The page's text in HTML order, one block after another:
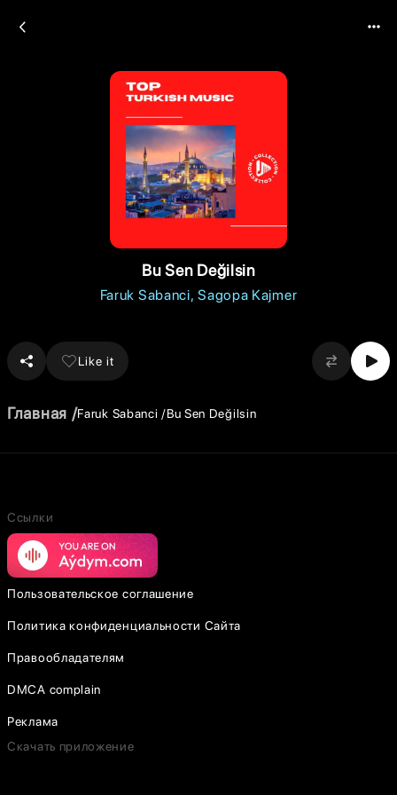
Bu Sen Değilsin
Faruk Sabanci Sagopa Kajmer
Like it
Главная Faruk Sabanci Bu Sen Değilsin
Ссылки
Пользовательское соглашение
Политика конфиденциальности Сайта
Правообладателям
DMCA complain
Реклама
Скачать приложение